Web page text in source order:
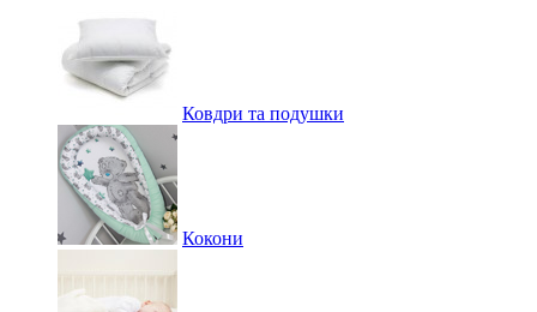
Ковдри та подушки
Кокони